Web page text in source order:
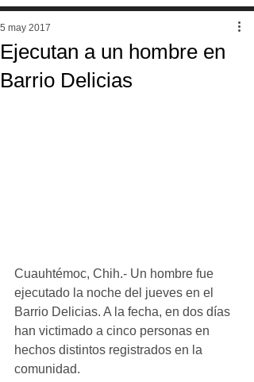
Ejecutan a un hombre en
Barrio Delicias
5 may 2017
Cuauhtémoc, Chih.- Un hombre fue
ejecutado la noche del jueves en el
Barrio Delicias. A la fecha, en dos días
han victimado a cinco personas en
hechos distintos registrados en la
comunidad.